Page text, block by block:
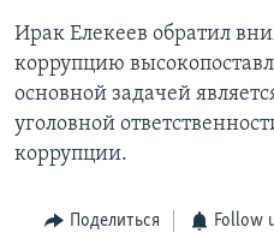
Ирак Елекеев обратил
коррупцию
основной задачей
уголовной
коррупции.
Поделиться Follow